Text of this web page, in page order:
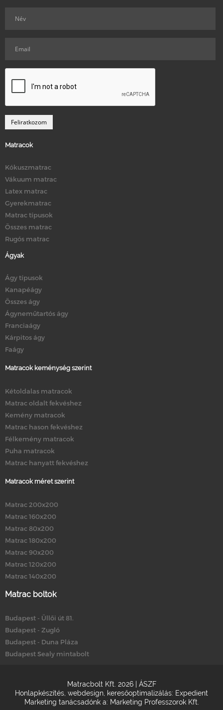
Matracok
Kókuszmatrac
Vákuum matrac
Latex matrac
Gyerekmatrac
Matrac típusok
Összes matrac
Rugós matrac
Ágyak
Ágy típusok
Kanapéágy
Összes ágy
Ágyneműtartós ágy
Franciaágy
Kárpitos ágy
Faágy
Matracok keménység szerint
Kétoldalas matracok
Matrac oldalt fekvéshez
Kemény matracok
Matrac hason fekvéshez
Félkemény matracok
Puha matracok
Matrac hanyatt fekvéshez
Matracok méret szerint
Matrac 200x200
Matrac 160x200
Matrac 80x200
Matrac 180x200
Matrac 90x200
Matrac 120x200
Matrac 140x200
Matrac boltok
Budapest - Üllői út 81.
Budapest - Zugló
Budapest - Duna Pláza
Budapest Sealy mintabolt
Matracbolt Kft. 2026 | ÁSZF
Honlapkészítés webdesign keresőoptimalizálás: Expedient
Marketing tanácsadónk a: Marketing Professzorok Kft.